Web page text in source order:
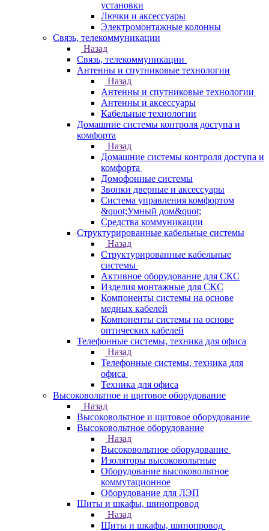
установки
Лючки и аксессуары
Электромонтажные колонны
Связь, телекоммуникации
Назад
Связь, телекоммуникации
Антенны и спутниковые технологии
Назад
Антенны и спутниковые технологии
Антенны и аксессуары
Кабельные технологии
Домашние системы контроля доступа и
комфорта
Назад
Домашние системы контроля доступа и
комфорта
Домофонные системы
Звонки дверные и аксессуары
Система управления комфортом
&quot;Умный дом&quot;
Средства коммуникации
Структурированные кабельные системы
Назад
Структурированные кабельные
системы
Активное оборудование для СКС
Изделия монтажные для СКС
Компоненты системы на основе
медных кабелей
Компоненты системы на основе
оптических кабелей
Телефонные системы, техника для офиса
Назад
Телефонные системы, техника для
офиса
Техника для офиса
Высоковольтное и щитовое оборудование
Назад
Высоковольтное и щитовое оборудование
Высоковольтное оборудование
Назад
Высоковольтное оборудование
Изоляторы высоковольтные
Оборудование высоковольтное
коммутационное
Оборудование для ЛЭП
Щиты и шкафы, шинопровод
Назад
Щиты и шкафы, шинопровод